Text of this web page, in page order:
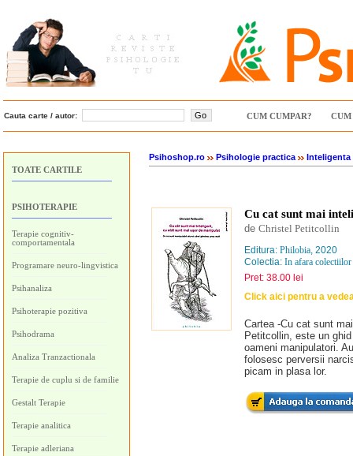
Cauta carte / autor: CUM CUMPAR? CUM
TOATE CARTILE
PSIHOTERAPIE
Terapie cognitiv-
comportamentala
Programare neuro-lingvistica
Psihanaliza
Psihoterapie pozitiva
Psihodrama
Analiza Tranzactionala
Terapie de cuplu si de familie
Gestalt Terapie
Terapie analitica
Terapie adleriana
Psihoshop.ro Psihologie practica Inteligenta
Cu cat sunt mai
de Christel Petitcollin
Editura: Philobia, 2020
Colectia: In afara colectiilor
Pret: 38.00 lei
Click aici pentru a
Cartea -Cu cat sunt
Petitcollin, este un
oameni manipulatori.
folosesc perversii
picam in plasa lor.